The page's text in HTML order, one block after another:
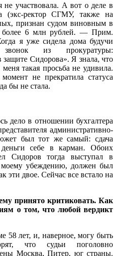
участвовала. А вот о деле в
(экс-ректор СГМУ, также на
признан судом виновным в
более 6 млн рублей. — Прим.
я уже сидела дома будучи
звонок из прокуратуры:
защите Сидорова». Я знала, что
такая просьба не удивила.
не прекратила статуса
бы не стала.
дело в отношении бухгалтера
административно-
был тот же самый: сдача
себе в карман. Обоих
Сидоров тогда выступал в
моему убеждению, должен был
эти двое. Сейчас все встало на
принято критиковать. Как
о том, что любой вердикт
58 лет, и, наверное, могу быть
что судьи поголовно
Москва, Питер, юг страны.